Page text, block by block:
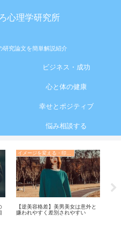
心理学研究所
研究論文を簡単解説紹介
ビジネス・成功
心と体の健康
幸せとポジティブ
悩み相談する
【逆美容格差】美男美女は意外と
嫌われやすく差別されやすい